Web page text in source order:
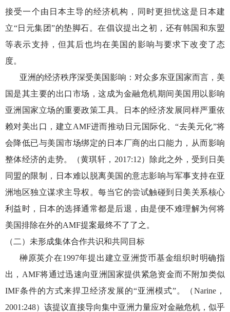
接受一个由日本主导的经济机构，同时更担忧这是日本建
立“日元集团”的垫脚石。在倡议提出之初，还有韩国和东盟
等表示支持，但其后也均在美国的影响与要求下改变了态
度。
亚洲的经济秩序深受美国影响：对众多东亚国家而言，美
国是其主要的出口市场，这成为金融危机期间美国用以影响
亚洲国家立场的重要政策工具。日本的经济发展同样严重依
赖对美出口，建立AMF进而推动日元国际化、“去美元化”将
会降低已与美国市场绑定的日本厂商的出口能力，从而影响
整体经济的走势。（黄琪轩，2017:12）除此之外，受到日美
同盟的限制，日本难以脱离美国的意志影响与军事支持在亚
洲地区独立谋求主导权。每当它的尝试触碰到日美关系核心
利益时，日本的选择通常都是后退，由是便不难理解为何将
美国排除在外的AMF提案最终不了了之。
（二）未形成集体合作共识和共同目标
榊原英介在1997年提出建立亚洲货币基金组织时明确指
出，AMF将通过迅速向亚洲国家提供紧急资金而不附加类似
IMF条件的方式来捍卫经济发展的“亚洲模式”。（Narine，
2001:248）该提议直接导向集中亚洲力量应对金融危机，似乎